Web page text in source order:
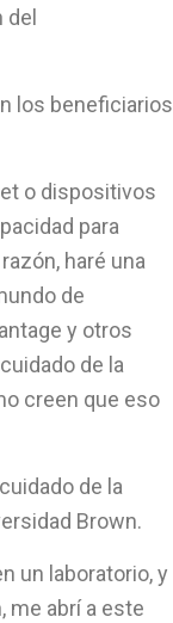
los beneficiarios
o dispositivos
para
haré una
de
y otros
de la
creen que eso
de la
Brown.
un laboratorio, y
me abrí a este